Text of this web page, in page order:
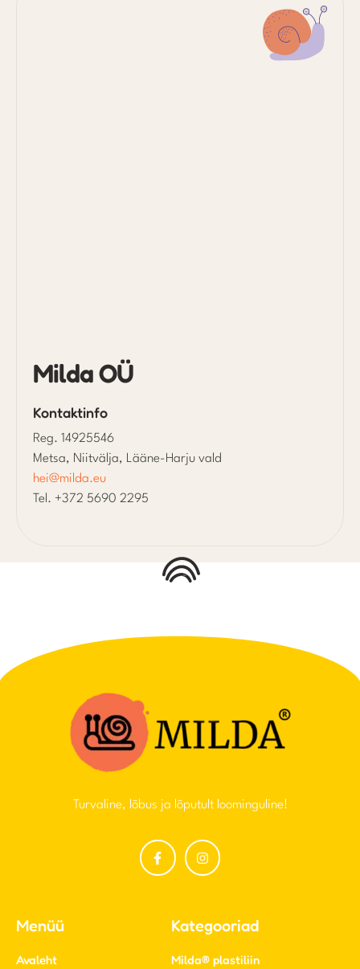
Milda OÜ
Kontaktinfo
Reg. 14925546
Metsa, Niitvälja, Lääne-Harju vald
hei@milda.eu
Tel. +372 5690 2295
Turvaline, lõbus ja lõputult loominguline!
Menüü
Avaleht
Kategooriad
Milda® plastiliin